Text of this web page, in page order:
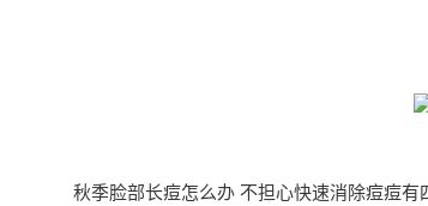
秋季脸部长痘怎么办 不担心快速消除痘痘有